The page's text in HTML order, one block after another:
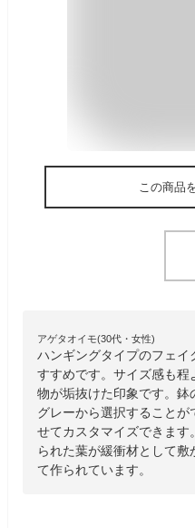
この商品
アゲタオイモ(30代・女性)
ハンギングタイプのフェイ
すすめです。サイズ感も程
物が垢抜けた印象です。鉢
グレーから選択すること
せてカスタマイズできま
られた葉が緩衝材として
て作られています。